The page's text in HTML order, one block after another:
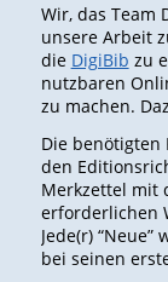
Wir, das Team
unsere Arbeit
die DigiBib zu
nutzbaren
zu machen.
Die benötigten
den
Merkzettel mit
erforderlichen
Jede(r)
bei seinen